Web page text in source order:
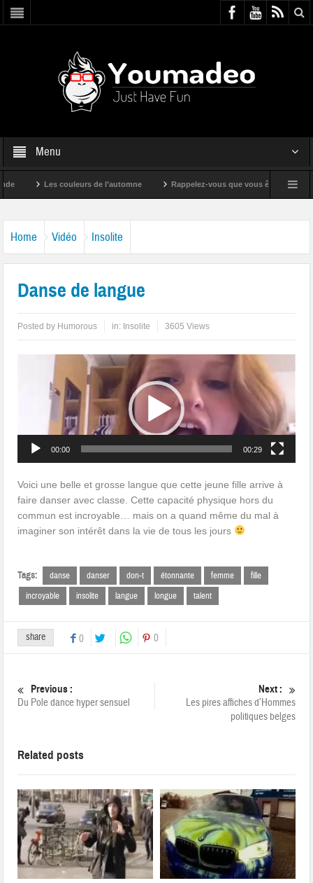
Menu
Les couleurs de l’automne Rappelez-vous que vous êtes super !
Home Vidéo Insolite
Danse de langue
Posted by Humorous in: Insolite 3605 Views
00:00 00:29
Voici une belle et grosse langue que cette jeune fille arrive à
faire danser avec classe. Cette capacité physique hors du
commun est incroyable… mais on a quand même du mal à
imaginer son intérêt dans la vie de tous les jours
Tags: danse danser don-t étonnante femme
fille
incroyable
insolite langue longue talent
share 0 0
Previous :
Du Pole dance hyper sensuel
Next :
Les pires affiches d’Hommes
politiques belges
Related posts